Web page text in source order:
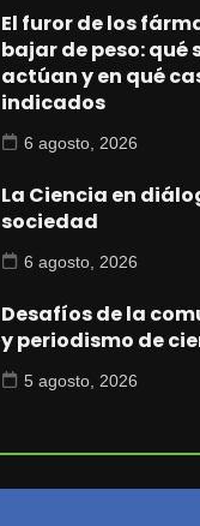
El furor de los
bajar de peso: qué
actúan y en qué
indicados
6 agosto, 2026
La Ciencia en
sociedad
6 agosto, 2026
Desafíos de la
y periodismo de
5 agosto, 2026